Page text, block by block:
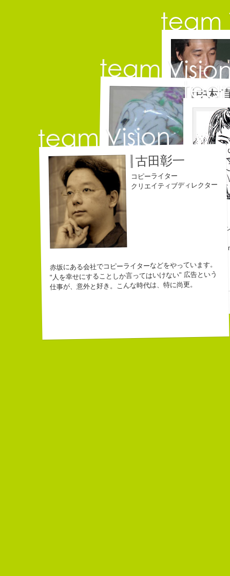
自己紹介ジェネレー
こんちゃっ保持壮太郎
皆からは「保持壮太
なぜかって言うと前に
なぜか、皆は喜んでな
ピーナッツ最高！落
中村
コピーライ
長崎県五島市出身
３６歳
「五島列島はよいところです。
みなさん一度お出かけください。」10周年キャ
beacon
古田彰一
コピーライター
クリエイティブディレクター
赤坂にある会社でコピーライターなどをやっています。
"人を幸せにすることしか言ってはいけない" 広告という
仕事が、意外と好き。こんな時代は、特に尚更。